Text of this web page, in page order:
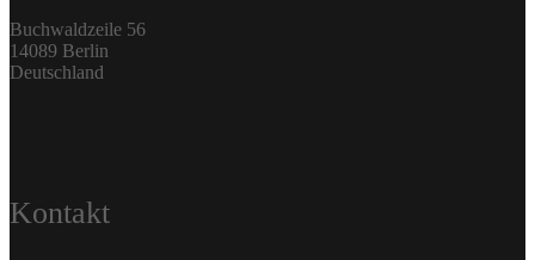
Buchwaldzeile 56
14089 Berlin
Deutschland
Kontakt